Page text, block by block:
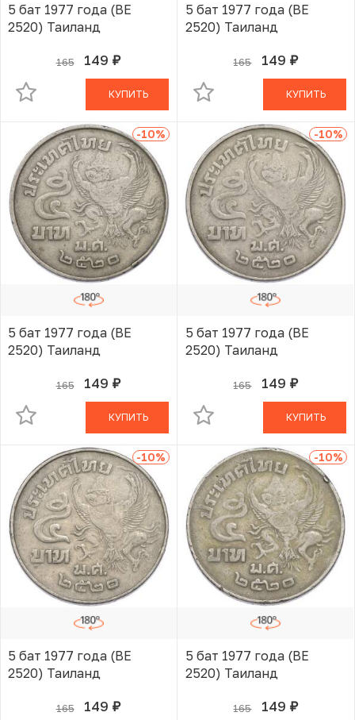
5 бат 1977 года (BE
2520) Таиланд
165 149 руб.
В КОРЗИНЕ
КУПИТЬ
5 бат 1977 года (BE
2520) Таиланд
165 149 руб.
В КОРЗИНЕ
КУПИТЬ
-10%
5 бат 1977 года (BE
2520) Таиланд
165 149 руб.
В КОРЗИНЕ
КУПИТЬ
-10%
5 бат 1977 года (BE
2520) Таиланд
165 149 руб.
В КОРЗИНЕ
КУПИТЬ
-10%
5 бат 1977 года (BE
2520) Таиланд
165 149 руб.
В КОРЗИНЕ
-10%
5 бат 1977 года (BE
2520) Таиланд
165 149 руб.
В КОРЗИНЕ